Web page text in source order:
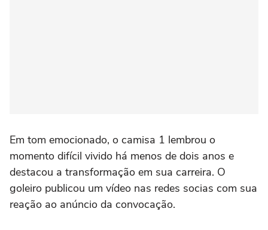
Em tom emocionado, o camisa 1 lembrou o
momento difícil vivido há menos de dois anos e
destacou a transformação em sua carreira. O
goleiro publicou um vídeo nas redes socias com sua
reação ao anúncio da convocação.